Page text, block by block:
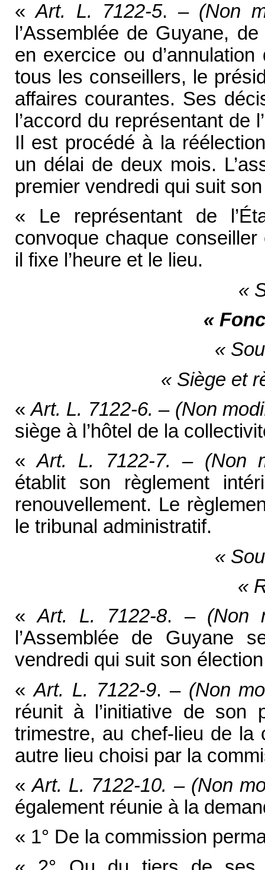
«Art. L. 7122-5. – (Non
l’Assemblée de Guyane,
en exercice ou
tous les conseillers, le
affaires courantes. Ses
l’accord du représentant de
Il est procédé à la
un délai de deux mois.
premier vendredi qui suit
« Le représentant de
convoque chaque
il fixe l’heure et le lieu.
«
«
«
« Siège et
«Art. L. 7122-6. – (Non
siège à l’hôtel de la
«Art. L. 7122-7. – (Non
établit son règlement
renouvellement. Le
le tribunal administratif.
«
«
«Art. L. 7122-8. – (Non
l’Assemblée de Guyane
vendredi qui suit son
«Art. L. 7122-9. – (Non
réunit à l’initiative de son
trimestre, au chef-lieu de la
autre lieu choisi par la
«Art. L. 7122-10. – (Non
également réunie à la
« 1° De la commission